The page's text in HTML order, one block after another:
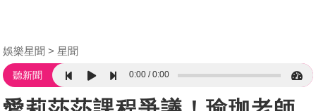
娛樂星聞 星聞
聽新聞 0:00 0:00